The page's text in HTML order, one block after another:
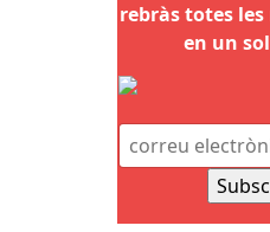
rebràs totes
en un